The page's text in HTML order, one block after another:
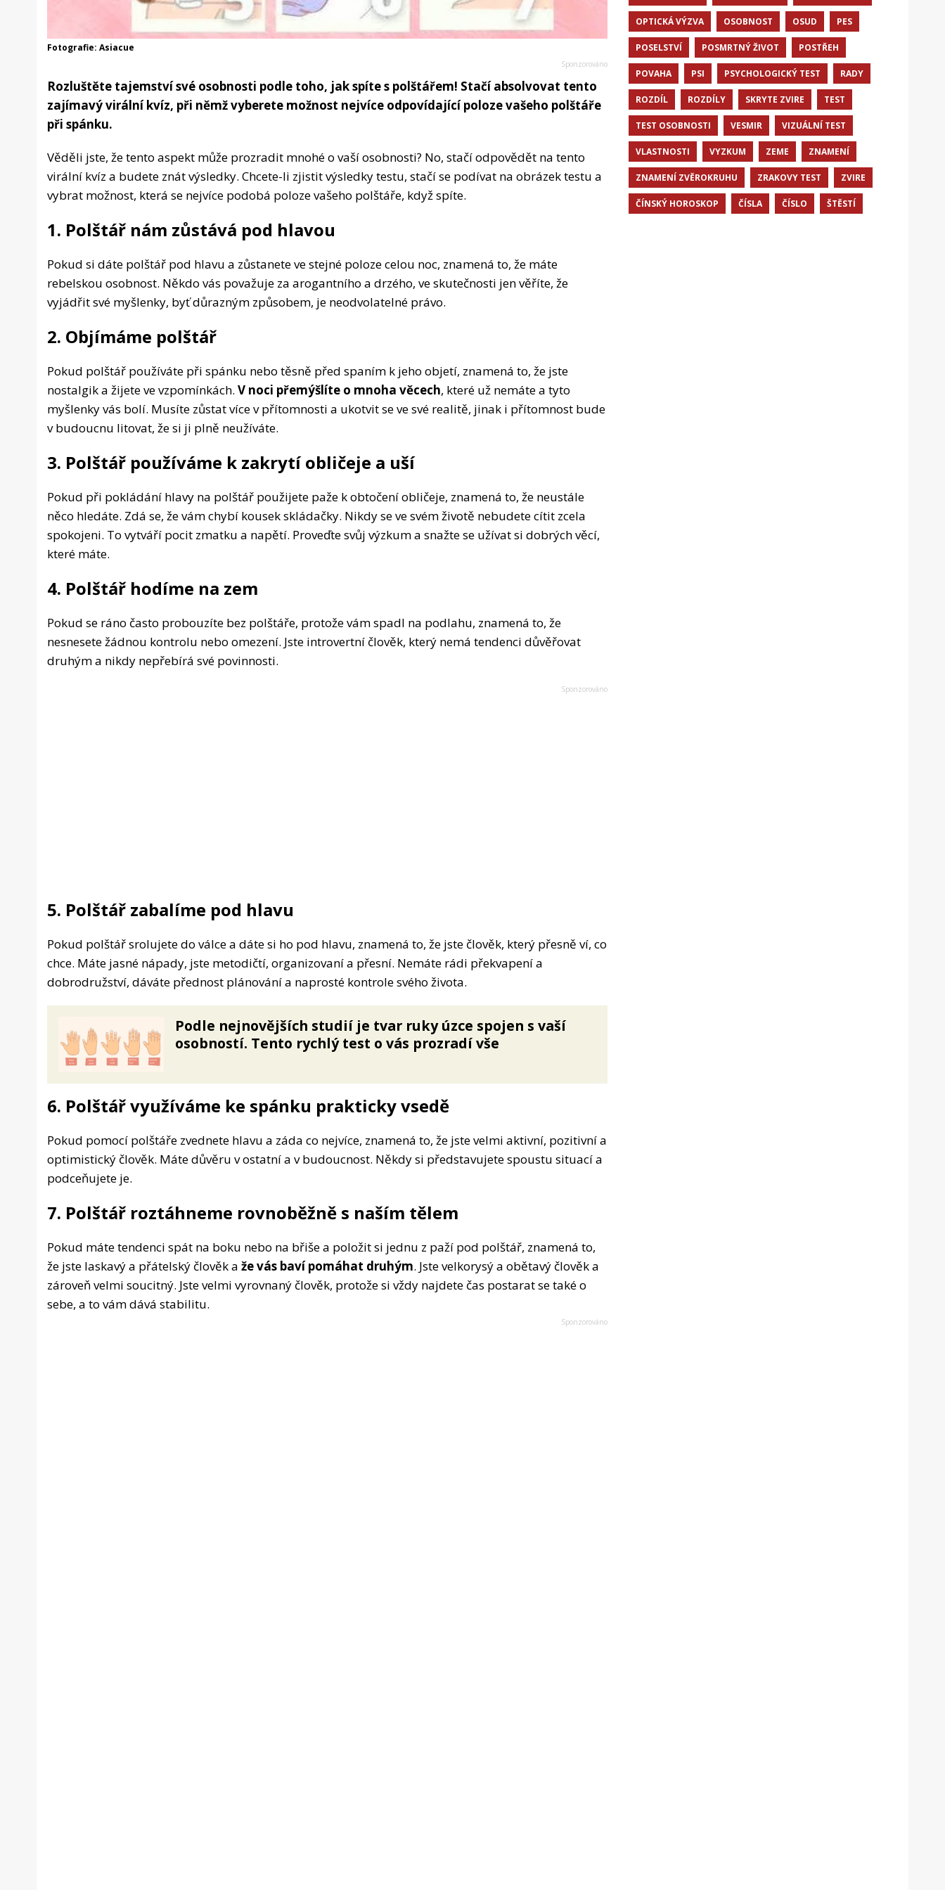
Fotografie: Asiacue
Rozluštěte tajemství své osobnosti podle toho, jak spíte s polštářem! Stačí absolvovat tento
zajímavý virální kvíz, při němž vyberete možnost nejvíce odpovídající poloze vašeho polštáře
při spánku.
Věděli jste, že tento aspekt může prozradit mnohé o vaší osobnosti? No, stačí odpovědět na tento
virální kvíz a budete znát výsledky. Chcete-li zjistit výsledky testu, stačí se podívat na obrázek testu a
vybrat možnost, která se nejvíce podobá poloze vašeho polštáře, když spíte.
1. Polštář nám zůstává pod hlavou
Pokud si dáte polštář pod hlavu a zůstanete ve stejné poloze celou noc, znamená to, že máte
rebelskou osobnost. Někdo vás považuje za arogantního a drzého, ve skutečnosti jen věříte, že
vyjádřit své myšlenky, byť důrazným způsobem, je neodvolatelné právo.
2. Objímáme polštář
Pokud polštář používáte při spánku nebo těsně před spaním k jeho objetí, znamená to, že jste
nostalgik a žijete ve vzpomínkách. V noci přemýšlíte o mnoha věcech, které už nemáte a tyto
myšlenky vás bolí. Musíte zůstat více v přítomnosti a ukotvit se ve své realitě, jinak i přítomnost bude
v budoucnu litovat, že si ji plně neužíváte.
3. Polštář používáme k zakrytí obličeje a uší
Pokud při pokládání hlavy na polštář použijete paže k obtočení obličeje, znamená to, že neustále
něco hledáte. Zdá se, že vám chybí kousek skládačky. Nikdy se ve svém životě nebudete cítit zcela
spokojeni. To vytváří pocit zmatku a napětí. Proveďte svůj výzkum a snažte se užívat si dobrých věcí,
které máte.
4. Polštář hodíme na zem
Pokud se ráno často probouzíte bez polštáře, protože vám spadl na podlahu, znamená to, že
nesnesete žádnou kontrolu nebo omezení. Jste introvertní člověk, který nemá tendenci důvěřovat
druhým a nikdy nepřebírá své povinnosti.
5. Polštář zabalíme pod hlavu
Pokud polštář srolujete do válce a dáte si ho pod hlavu, znamená to, že jste člověk, který přesně ví, co
chce. Máte jasné nápady, jste metodičtí, organizovaní a přesní. Nemáte rádi překvapení a
dobrodružství, dáváte přednost plánování a naprosté kontrole svého života.
Podle nejnovějších studií je tvar ruky úzce spojen s vaší
osobností. Tento rychlý test o vás prozradí vše
6. Polštář využíváme ke spánku prakticky vsedě
Pokud pomocí polštáře zvednete hlavu a záda co nejvíce, znamená to, že jste velmi aktivní, pozitivní a
optimistický člověk. Máte důvěru v ostatní a v budoucnost. Někdy si představujete spoustu situací a
podceňujete je.
7. Polštář roztáhneme rovnoběžně s naším tělem
Pokud máte tendenci spát na boku nebo na břiše a položit si jednu z paží pod polštář, znamená to,
že jste laskavý a přátelský člověk a že vás baví pomáhat druhým. Jste velkorysý a obětavý člověk a
zároveň velmi soucitný. Jste velmi vyrovnaný člověk, protože si vždy najdete čas postarat se také o
sebe, a to vám dává stabilitu.
OPTICKÁ VÝZVA OSOBNOST OSUD PES
POSELSTVÍ POSMRTNÝ ŽIVOT POSTŘEH
POVAHA PSI PSYCHOLOGICKÝ TEST RADY
ROZDÍL ROZDÍLY SKRYTE ZVIRE TEST
TEST OSOBNOSTI VESMIR VIZUÁLNÍ TEST
VLASTNOSTI VYZKUM ZEME ZNAMENÍ
ZNAMENÍ ZVĚROKRUHU ZRAKOVY TEST ZVIRE
ČÍNSKÝ HOROSKOP ČÍSLA ČÍSLO ŠTĚSTÍ